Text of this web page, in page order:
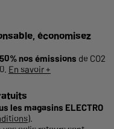
économisez
50% nos émissions de CO2
En savoir +
les magasins ELECTRO
).